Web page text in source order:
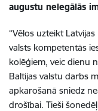
augustu nelegālās
“Vēlos uzteikt
valsts kompetentās
kolēģiem, veic dienu
Baltijas valstu darbs
apkarošanā sniedz
drošībai. Tieši